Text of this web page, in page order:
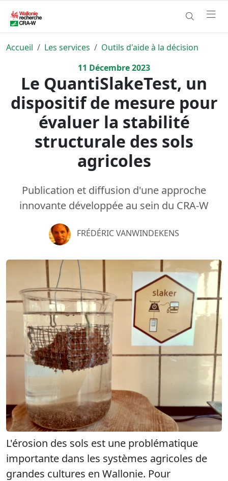
Accueil Les services
Outils d'aide à la décision
11 Décembre2023
Le QuantiSlakeTest, un
dispositif de mesure pour
évaluer la stabilité
structurale des sols
agricoles
Publication et diffusion d'une approche
innovante développée au sein du CRA-W
FRÉDÉRIC VANWINDEKENS
L'érosion des sols est une problématique
importante dans les systèmes agricoles de
grandes cultures en Wallonie. Pour